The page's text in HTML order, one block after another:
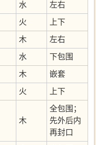
水 左右
火 上下
木 左右
水 下包围
木 嵌套
火 上下
木
全包围；
先外后内
再封口